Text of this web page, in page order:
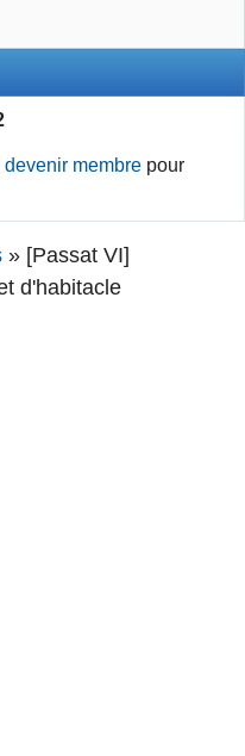
devenir membre pour
» [Passat VI]
d'habitacle